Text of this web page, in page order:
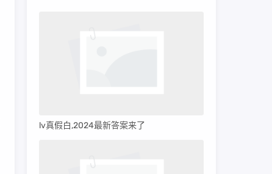
lv真假白,2024最新答案来了